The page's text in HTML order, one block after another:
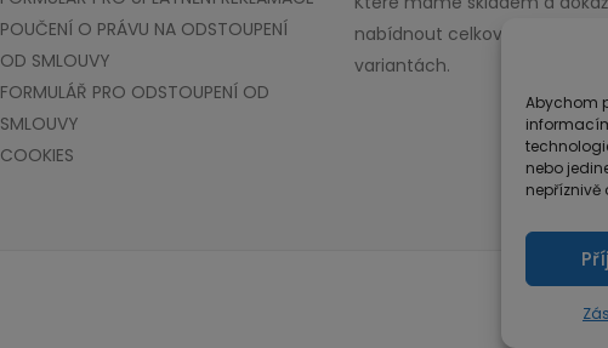
Abychom
nebo
nepříznivě
POUČENÍ O PRÁVU NA ODSTOUPENÍ
OD SMLOUVY
FORMULÁŘ PRO ODSTOUPENÍ OD
SMLOUVY
COOKIES
nabídnout celkově až v 100 000
variantách.